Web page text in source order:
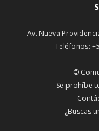
Av. Nueva
Teléfonos:
©
Se prohíbe
¿Buscas